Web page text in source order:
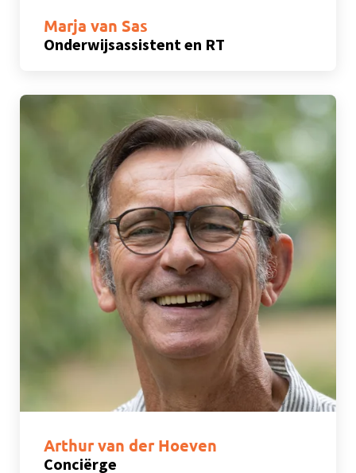
Marja van Sas
Onderwijsassistent en RT
Arthur van der Hoeven
Conciërge